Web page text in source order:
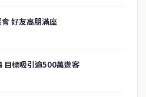
好友高朋滿座
目標吸引逾500萬遊客